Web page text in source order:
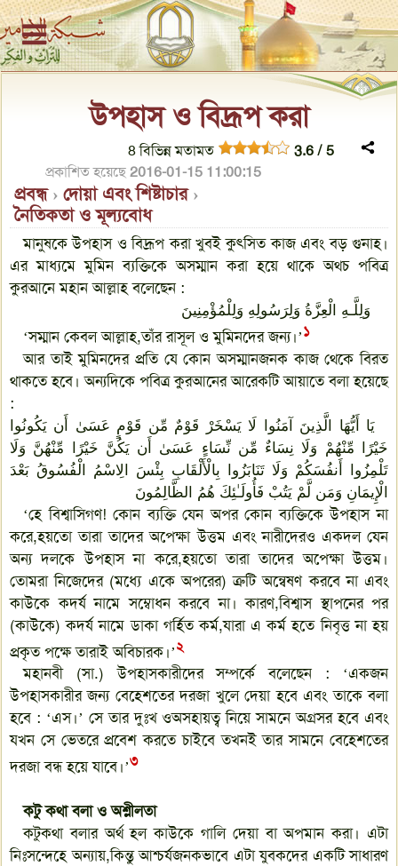
উপহাস ও বিদ্রূপ করা
8বিভিন্ন মতামত 3.6/5
প্রবন্ধ› দোয়া এবং শিষ্টাচার›
নৈতিকতা ও মূল্যবোধ
প্রকাশিত হয়েছে2016-01-15 11:00:15
মানুষকে উপহাস ও বিদ্রূপ করা খুবই কুৎসিত কাজ এবং বড় গুনাহ।
এর মাধ্যমে মুমিন ব্যক্তিকে অসম্মান করা হয়ে থাকে অথচ পবিত্র
কুরআনে মহান আল্লাহ বলেছেন :
وَلِلَّـهِ الْعِزَّةُ وَلِرَسُولِهِ وَلِلْمُؤْمِنِينَ
‘সম্মান কেবল আল্লাহ,তাঁর রাসূল ও মুমিনদের জন্য।’১
আর তাই মুমিনদের প্রতি যে কোন অসম্মানজনক কাজ থেকে বিরত
থাকতে হবে। অন্যদিকে পবিত্র কুরআনের আরেকটি আয়াতে বলা হয়েছে
:
يَا أَيُّهَا الَّذِينَ آمَنُوا لَا يَسْخَرْ قَوْمٌ مِّن قَوْمٍ عَسَىٰ أَن يَكُونُوا
خَيْرًا مِّنْهُمْ وَلَا نِسَاءٌ مِّن نِّسَاءٍ عَسَىٰ أَن يَكُنَّ خَيْرًا مِّنْهُنَّ وَلَا
تَلْمِزُوا أَنفُسَكُمْ وَلَا تَنَابَزُوا بِالْأَلْقَابِ بِئْسَ الِاسْمُ الْفُسُوقُ بَعْدَ
الْإِيمَانِ وَمَن لَّمْ يَتُبْ فَأُولَـٰئِكَ هُمُ الظَّالِمُونَ
‘হে বিশ্বাসিগণ! কোন ব্যক্তি যেন অপর কোন ব্যক্তিকে উপহাস না
করে,হয়তো তারা তাদের অপেক্ষা উত্তম এবং নারীদেরও একদল যেন
অন্য দলকে উপহাস না করে,হয়তো তারা তাদের অপেক্ষা উত্তম।
তোমরা নিজেদের (মধ্যে একে অপরের) ত্রুটি অন্বেষণ করবে না এবং
কাউকে কদর্য নামে সম্বোধন করবে না। কারণ,বিশ্বাস স্থাপনের পর
(কাউকে) কদর্য নামে ডাকা গর্হিত কর্ম,যারা এ কর্ম হতে নিবৃত্ত না হয়
প্রকৃত পক্ষে তারাই অবিচারক।’২
মহানবী (সা.) উপহাসকারীদের সম্পর্কে বলেছেন : ‘একজন
উপহাসকারীর জন্য বেহেশতের দরজা খুলে দেয়া হবে এবং তাকে বলা
হবে : ‘এস।’ সে তার দুঃখ ওঅসহায়ত্ব নিয়ে সামনে অগ্রসর হবে এবং
যখন সে ভেতরে প্রবেশ করতে চাইবে তখনই তার সামনে বেহেশতের
দরজা বন্ধ হয়ে যাবে।’৩
কটু কথা বলা ও অশ্লীলতা
কটুকথা বলার অর্থ হল কাউকে গালি দেয়া বা অপমান করা। এটা
নিঃসন্দেহে অন্যায়,কিন্তু আশ্চর্যজনকভাবে এটা যুবকদের একটি সাধারণ